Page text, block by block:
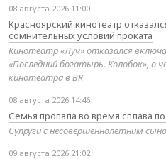
08 августа 2026 11:00
Красноярский кинотеатр
сомнительных условий проката
Кинотеатр «Луч» отказался
«Последний богатырь. Колобок», о
кинотеатра в ВК
08 августа 2026 14:46
Семья пропала во время сплава
Супруги с несовершеннолетним
09 августа 2026 21:02